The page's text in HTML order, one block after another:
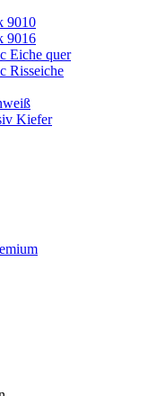
9010
9016
Eiche quer
Risseiche
Kiefer